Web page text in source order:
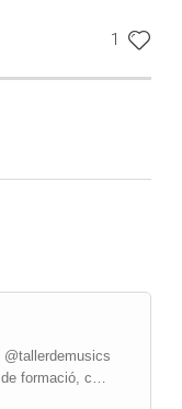
1
@tallerdemusics
de formació, c…